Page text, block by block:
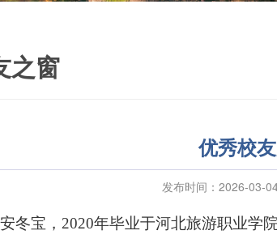
之窗
优秀校
发布时间：2026-03-
安冬宝， 2020年毕业于河北旅游职业学